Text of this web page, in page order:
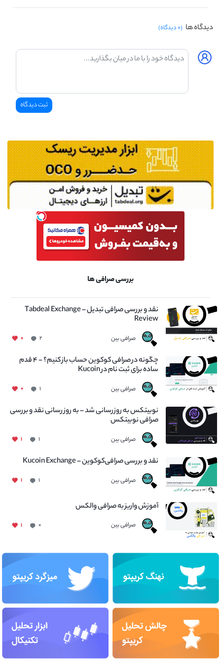
دیدگاه ها (۰ دیدگاه)
بررسی صرافی ها
نقد و بررسی صرافی تبدیل – Tabdeal Exchange
Review
صرافی بین ۲ ۰
چگونه در صرافی کوکوین حساب باز کنیم؟ - ۴ قدم
ساده برای ثبت نام در Kucoin
صرافی بین ۱ ۰
نوبیتکس به روزرسانی شد – به روز رسانی نقد و بررسی
صرافی نوبیتکس
صرافی بین ۱ ۱
نقد و بررسی صرافی‌کوکوین – Kucoin Exchange
صرافی بین ۱ ۱
آموزش واریز به صرافی والکس
صرافی بین ۰ ۱